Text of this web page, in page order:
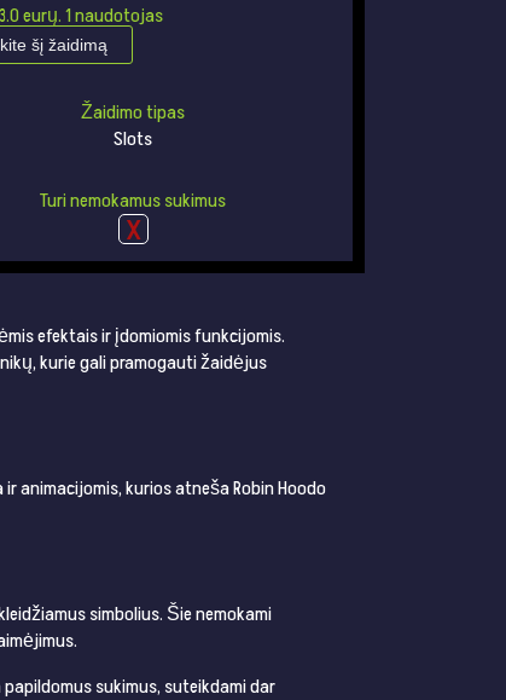
3.0eurų.1naudotojas
šį žaidimą
Žaidimo tipas
Slots
Turi nemokamus sukimus
efektais ir įdomiomis funkcijomis.
kurie gali pramogauti žaidėjus
animacijomis, kurios atneša Robin Hoodo
simbolius. Šie nemokami
sukimus, suteikdami dar